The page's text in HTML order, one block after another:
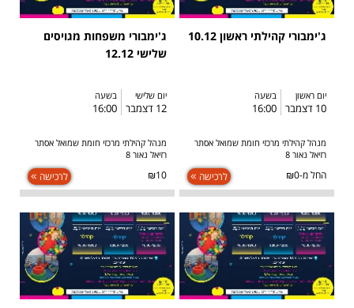
ג'ימבורי קהילתי ראשון 10.12
יום ראשון
10 דצמבר
בשעה
16:00
מנהל קהילתי מרכזי חומת שמואל אסתר
רזיאל נאור 8
החל מ-₪0 לרכישה
ג'ימבורי משפחות מגויסים
שלישי 12.12
יום שלישי
12 דצמבר
בשעה
16:00
מנהל קהילתי מרכזי חומת שמואל אסתר
רזיאל נאור 8
₪10 לרכישה